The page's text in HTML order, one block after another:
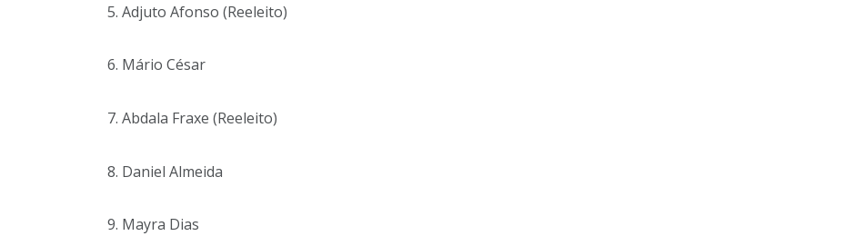
5. Adjuto Afonso (Reeleito)
6. Mário César
7. Abdala Fraxe (Reeleito)
8. Daniel Almeida
9. Mayra Dias